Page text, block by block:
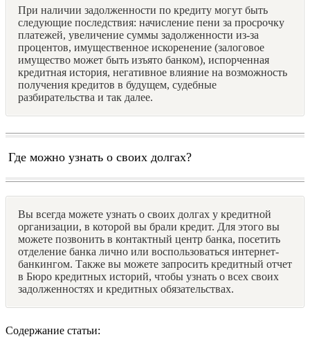
При наличии задолженности по кредиту могут быть
следующие последствия: начисление пени за просрочку
платежей, увеличение суммы задолженности из-за
процентов, имущественное искоренение (залоговое
имущество может быть изъято банком), испорченная
кредитная история, негативное влияние на возможность
получения кредитов в будущем, судебные
разбирательства и так далее.
Где можно узнать о своих долгах?
Вы всегда можете узнать о своих долгах у кредитной
организации, в которой вы брали кредит. Для этого вы
можете позвонить в контактный центр банка, посетить
отделение банка лично или воспользоваться интернет-
банкингом. Также вы можете запросить кредитный отчет
в Бюро кредитных историй, чтобы узнать о всех своих
задолженностях и кредитных обязательствах.
Содержание статьи: